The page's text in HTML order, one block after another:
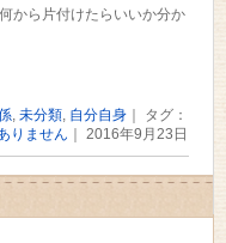
から片付けたらいいか分か
, 未分類, 自分自身｜ タグ：
りません ｜ 2016年9月23日